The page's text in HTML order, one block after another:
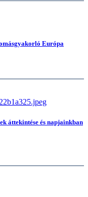
Európa
áttekintése és napjainkban